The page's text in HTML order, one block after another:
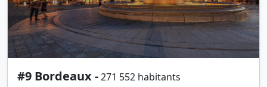
#9 Bordeaux -271 552 habitants